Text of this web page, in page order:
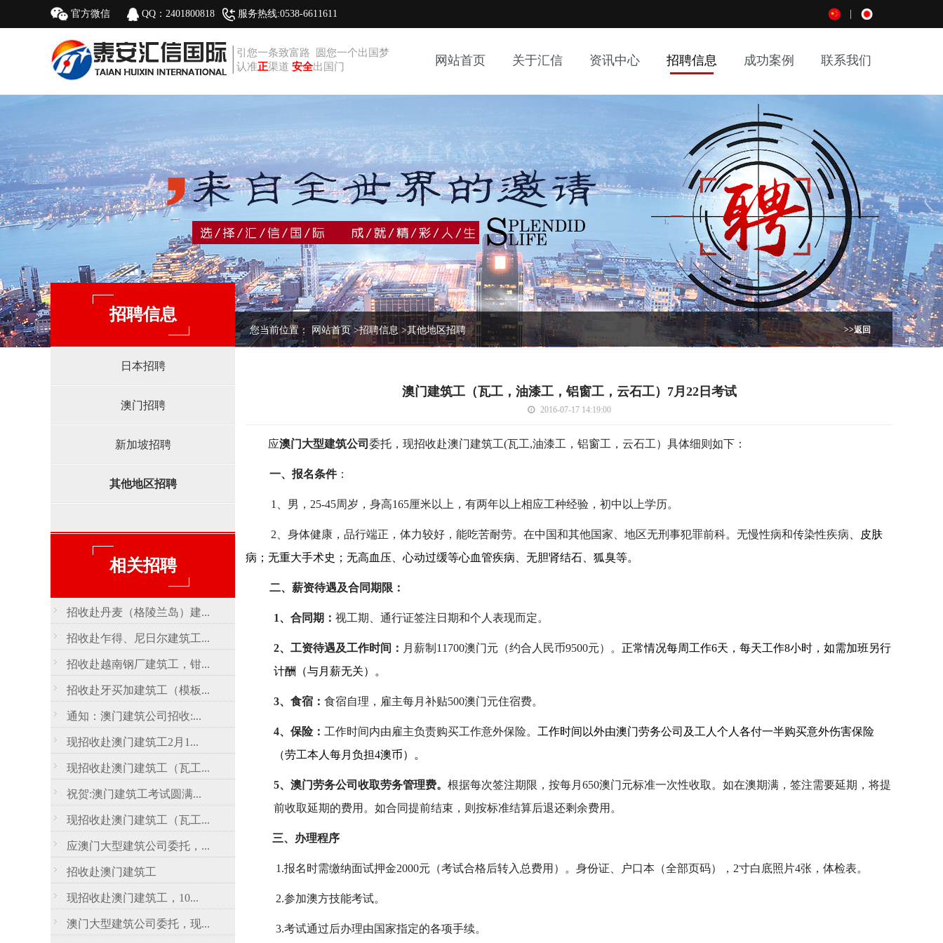
官方微信 QQ：2401800818 服务热线:0538-6611611
引您一条致富路 圆您一个出国梦
认准正渠道 安全出国门 网站首页 关于汇信 资讯中心 招聘信息 成功案例 联系我们
招聘信息
日本招聘
澳门招聘
新加坡招聘
其他地区招聘
相关招聘
招收赴丹麦（格陵兰岛）建...
招收赴乍得、尼日尔建筑工...
招收赴越南钢厂建筑工，钳...
招收赴牙买加建筑工（模板...
通知：澳门建筑公司招收:...
现招收赴澳门建筑工2月1...
现招收赴澳门建筑工（瓦工...
祝贺:澳门建筑工考试圆满...
现招收赴澳门建筑工（瓦工...
应澳门大型建筑公司委托，...
招收赴澳门建筑工
现招收赴澳门建筑工，10...
澳门大型建筑公司委托，现...
您当前位置： 网站首页>招聘信息>其他地区招聘 >>返回
澳门建筑工（瓦工，油漆工，铝窗工，云石工）7月22日考试
2016-07-17 14:19:00
应澳门大型建筑公司 委托，现招收赴澳门建筑工(瓦工,油漆工，铝窗工，云石工） 具体细则如下：
一、 报名条件：
1、男， 25-45周岁 ，身高165厘米以上，有两年以上相应工种经验，初中以上学历。
2、身体健康，品行端正，体力较好，能吃苦耐劳。在中国和其他国家、地区无刑事犯罪前科。无慢性病和传染性疾病 、皮肤
病；无重大手术史；无高血压、心动过缓等心血管疾病、无胆肾结石、狐臭等。
二、 薪资待遇及合同期限：
1、 合同期： 视工期、通行证签注日期和个人表现而定。
2、 工资待遇及工作时间： 月薪制11700澳门元（约合人民币9500元）。 正常情况每周工作6天，每天工作8小时，如需加班另行
计酬（与月薪无关）。
3、 食宿： 食宿自理 ，雇主每月补贴500澳门元住宿费。
4、 保险： 工作时间内由雇主负责购买工作意外保险。 工作时间以外由澳门劳务公司及工人个人各付一半购买意外伤害保险
（劳工本人每月负担4澳币） 。
5、 澳门劳务公司收取劳务管理费。 根据每次签注期限，按每月650澳门元标准一次性收取。如在澳期满，签注需要延期，将提
前收取延期的费用。如合同提前结束，则按标准结算后退还剩余费用。
三、 办理程序
1.报名时需缴纳面试押金2000元（考试合格后转入总费用） 。身份证、户口本（全部页码） ， 2寸白底照片4张，体检表。
2.参加澳方技能考试。
3.考试通过后办理由国家指定的各项手续。